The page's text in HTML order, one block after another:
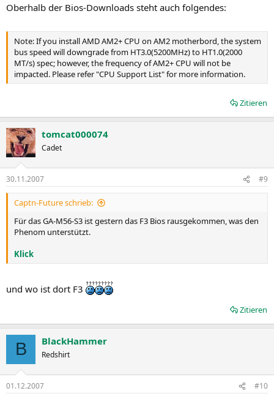
Oberhalb der Bios-Downloads steht auch folgendes:
Note: If you install AMD AM2+ CPU on AM2 motherbord, the system
bus speed will downgrade from HT3.0(5200MHz) to HT1.0(2000
MT/s) spec; however, the frequency of AM2+ CPU will not be
impacted. Please refer "CPU Support List" for more information.
Zitieren
tomcat000074
Cadet
30.11.2007 #9
Captn-Future schrieb:
Für das GA-M56-S3 ist gestern das F3 Bios rausgekommen, was den
Phenom unterstützt.
Klick
und wo ist dort F3
Zitieren
B BlackHammer
Redshirt
01.12.2007 #10